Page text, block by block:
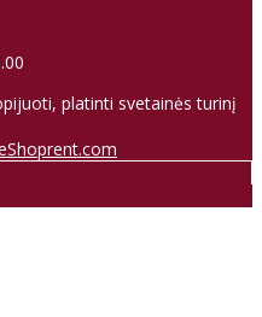
platinti svetainės turinį